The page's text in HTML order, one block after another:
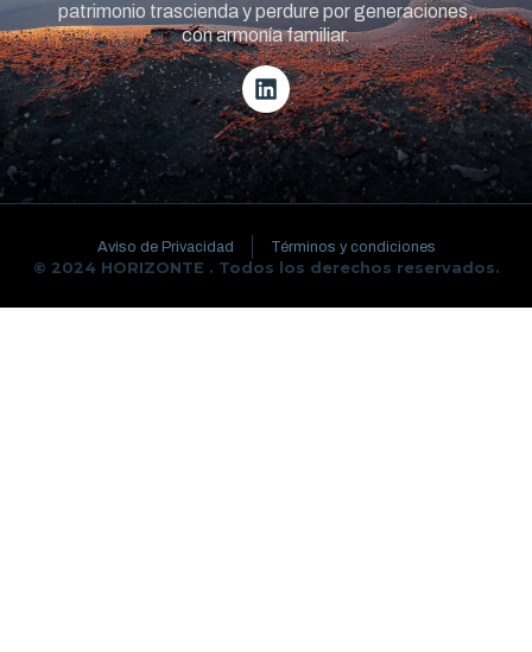
patrimonio trascienda y perdure por generaciones,
con armonía familiar.
Aviso de Privacidad Términos y condiciones
© 2024 HORIZONTE . Todos los derechos reservados.